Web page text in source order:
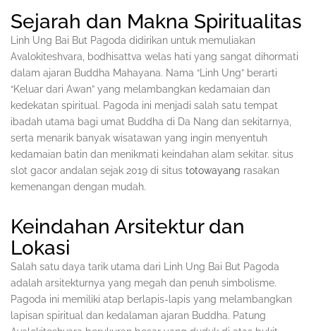
Sejarah dan Makna Spiritualitas
Linh Ung Bai But Pagoda didirikan untuk memuliakan
Avalokiteshvara, bodhisattva welas hati yang sangat dihormati
dalam ajaran Buddha Mahayana. Nama “Linh Ung” berarti
“Keluar dari Awan” yang melambangkan kedamaian dan
kedekatan spiritual. Pagoda ini menjadi salah satu tempat
ibadah utama bagi umat Buddha di Da Nang dan sekitarnya,
serta menarik banyak wisatawan yang ingin menyentuh
kedamaian batin dan menikmati keindahan alam sekitar. situs
slot gacor andalan sejak 2019 di situs totowayang rasakan
kemenangan dengan mudah.
Keindahan Arsitektur dan
Lokasi
Salah satu daya tarik utama dari Linh Ung Bai But Pagoda
adalah arsitekturnya yang megah dan penuh simbolisme.
Pagoda ini memiliki atap berlapis-lapis yang melambangkan
lapisan spiritual dan kedalaman ajaran Buddha. Patung